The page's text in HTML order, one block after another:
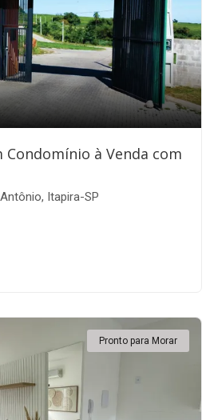
à Venda com
Itapira-SP
Pronto para Morar